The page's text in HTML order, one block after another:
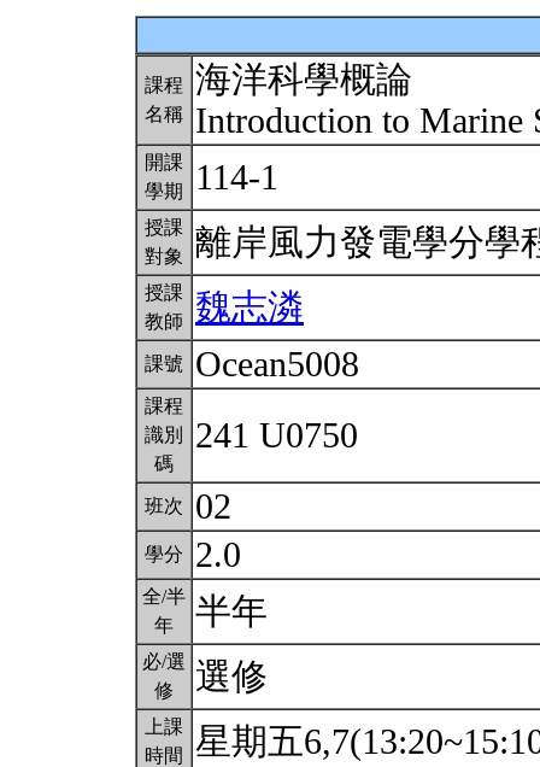
課程
名稱
海洋科學概論
Introduction to Marine
開課
學期
114-1
授課
對象
離岸風力發電學分
授課
教師
魏志潾
課號 Ocean5008
課程
識別
碼
241 U0750
班次 02
學分 2.0
全/半
年
半年
必/選
修
選修
上課
時間
星期五